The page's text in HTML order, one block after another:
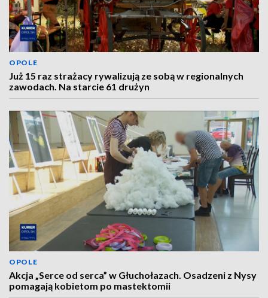
OPOLE
Już 15 raz strażacy rywalizują ze sobą w regionalnych
zawodach. Na starcie 61 drużyn
OPOLE
Akcja „Serce od serca” w Głuchołazach. Osadzeni z Nysy
pomagają kobietom po mastektomii